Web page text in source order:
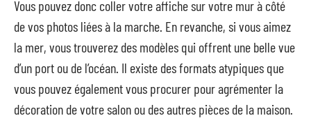
Vous pouvez donc coller votre affiche sur votre mur à côté
de vos photos liées à la marche. En revanche, si vous aimez
la mer, vous trouverez des modèles qui offrent une belle vue
d’un port ou de l’océan. Il existe des formats atypiques que
vous pouvez également vous procurer pour agrémenter la
décoration de votre salon ou des autres pièces de la maison.